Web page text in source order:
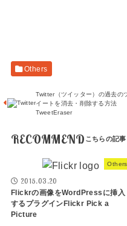
Others
Twitter（ツイッター）の過去の
イートを消去・削除する方法
TweetEraser
RECOMMEND
Others
2015.03.20
Flickrの画像をWordPressに挿入
するプラグインFlickr Pick a
Picture